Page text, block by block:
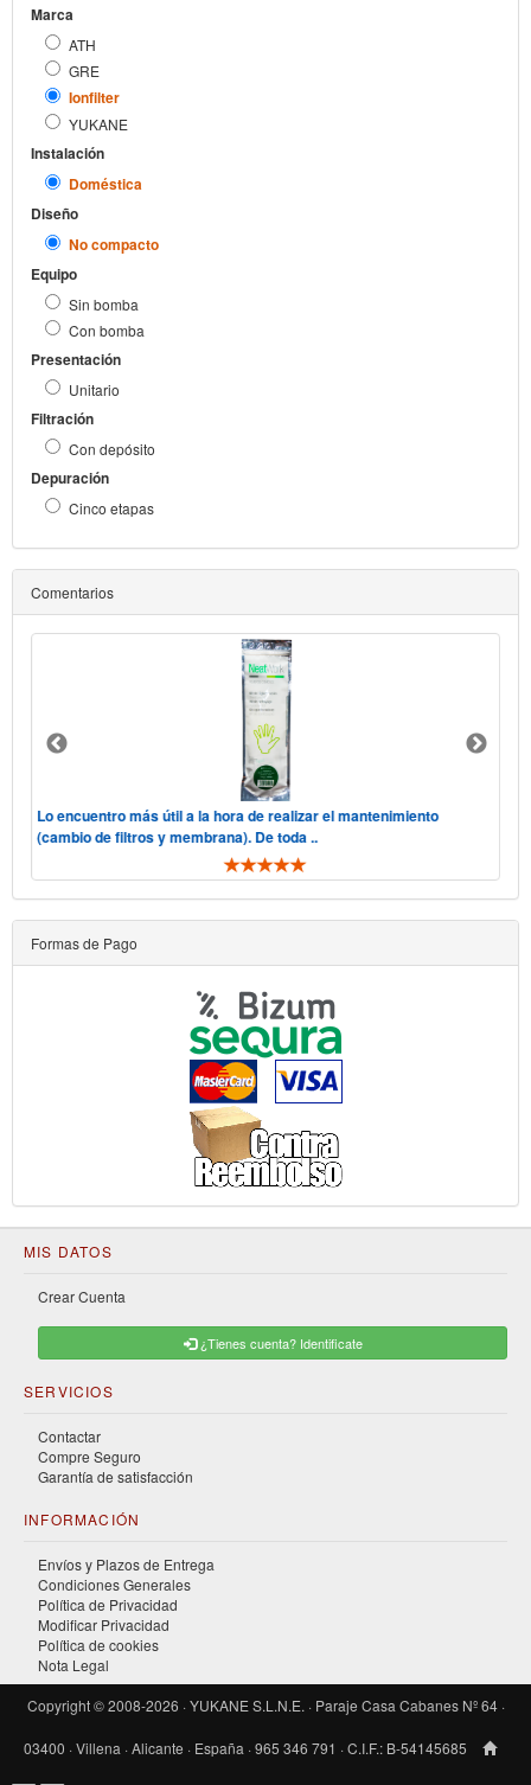
Marca
ATH
GRE
Ionfilter
YUKANE
Instalación
Doméstica
Diseño
No compacto
Equipo
Sin bomba
Con bomba
Presentación
Unitario
Filtración
Con depósito
Depuración
Cinco etapas
Comentarios
Lo encuentro más útil a la hora de realizar el mantenimiento
(cambio de filtros y membrana). De toda ..
Formas de Pago
MIS DATOS
Crear Cuenta
¿Tienes cuenta? Identificate
SERVICIOS
Contactar
Compre Seguro
Garantía de satisfacción
INFORMACIÓN
Envíos y Plazos de Entrega
Condiciones Generales
Política de Privacidad
Modificar Privacidad
Política de cookies
Nota Legal
Copyright © 2008-2026 · YUKANE S.L.N.E. · Paraje Casa Cabanes Nº 64 ·
03400 · Villena · Alicante · España · 965 346 791 · C.I.F.: B-54145685